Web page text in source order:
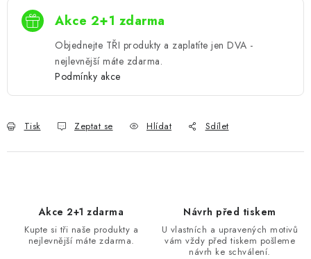
Akce 2+1 zdarma
Objednejte TŘI produkty a zaplatíte jen DVA -
nejlevnější máte zdarma.
Podmínky akce
Tisk Zeptat se Hlídat Sdílet
Akce 2+1 zdarma
Kupte si tři naše produkty a
nejlevnější máte zdarma.
Návrh před tiskem
U vlastních a upravených motivů
vám vždy před tiskem pošleme
návrh ke schválení.